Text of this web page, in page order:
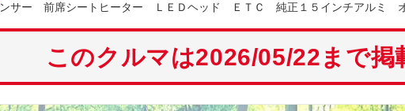
ンサー 前席シートヒーター ＬＥＤヘッド ＥＴＣ 純正１５インチアルミ オ
このクルマは2026/05/22まで掲